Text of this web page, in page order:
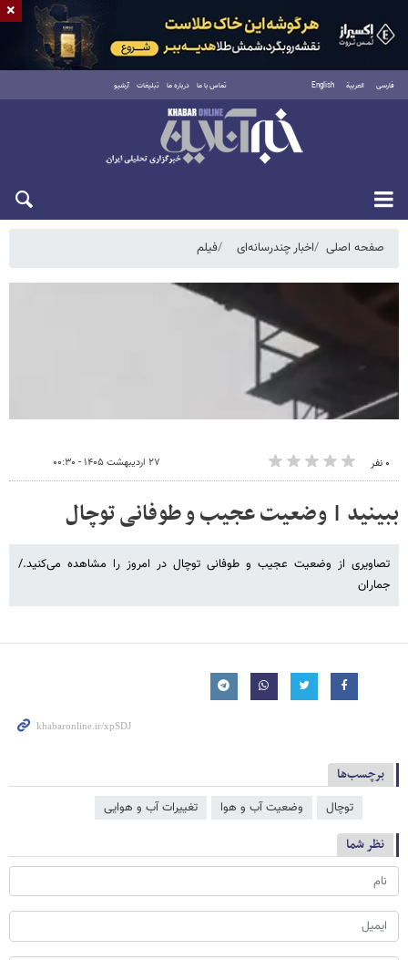
فارسی العربية English تماس با ما درباره ما تبلیغات آرشیو
پنجشنبه ۱۵ مرداد ۱۴۰۵
صفحه اصلی اخبار چندرسانه‌ای فیلم
۰ نفر ۲۷ اردیبهشت ۱۴۰۵ - ۰۰:۳۰
ببینید | وضعیت عجیب و طوفانی توچال
تصاویری از وضعیت عجیب و طوفانی توچال در امروز را مشاهده می‌کنید./
جماران
برچسب‌ها
توچال وضعیت آب و هوا تغییرات آب و هوایی
نظر شما
×